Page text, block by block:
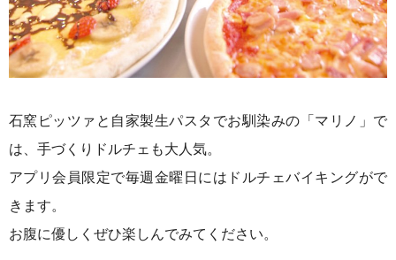
石窯ピッツァと自家製生パスタでお馴染みの「マリノ」で
は、手づくりドルチェも大人気。
アプリ会員限定で毎週金曜日にはドルチェバイキングがで
きます。
お腹に優しくぜひ楽しんでみてください。